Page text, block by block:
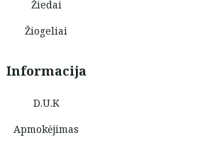
Žiedai
Žiogeliai
Informacija
D.U.K
Apmokėjimas